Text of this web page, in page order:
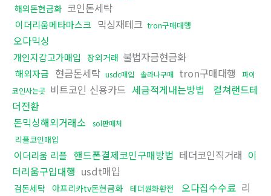
해외돈현금화 코인돈세탁
이더리움메타마스크 믹싱재테크 tron구매대행
오다믹싱
개인지갑고가매입 장외거래 불법자금현금화
해외자금 현금돈세탁 usdc매입 솔라나구매 tron구매대행
파이
코인사는곳 비트코인 신용카드 세금적게내는방법
컬쳐랜드테
더전환
돈믹싱해외거래소
sol판매처
리플코인매입
이더리움 리플 핸드폰결제코인구매방법 테더코인직거래 이
더리움구입대행 usdt매입
검돈세탁 아프리카tv돈현금화 테더원화환전 오다집수수료 리